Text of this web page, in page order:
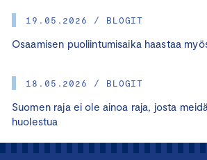
19.05.2026 / BLOGIT
Osaamisen puoliintumisaika haastaa
18.05.2026 / BLOGIT
Suomen raja ei ole ainoa raja, josta
huolestua